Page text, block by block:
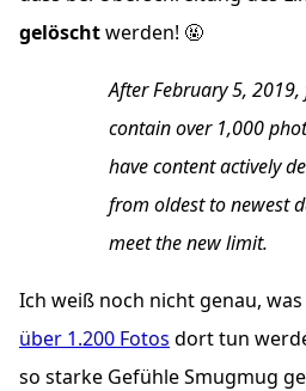
gelöschtwerden! 🤬
After February 5,
contain over 1,000
have content actively
from oldest to newest
meet the new limit.
Ich weiß noch nicht genau,
über 1.200 Fotos dort tun
so starke Gefühle Smugmug